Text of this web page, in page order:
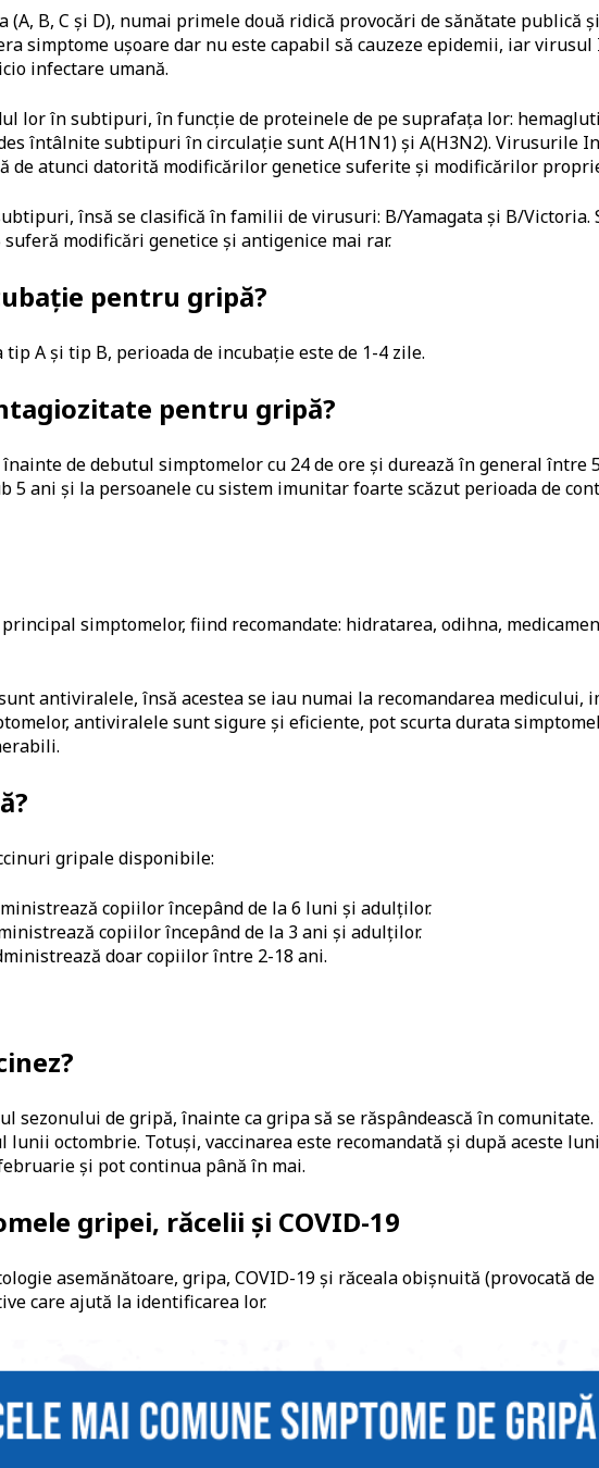
B, C și D), numai primele două ridică provocări de sănătate publică
simptome ușoare dar nu este capabil să cauzeze epidemii, iar
infectare umană.
lor în subtipuri, în funcție de proteinele de pe suprafața lor:
întâlnite subtipuri în circulație sunt A(H1N1) și A(H3N2). Virusurile
de atunci datorită modificărilor genetice suferite și modificărilor
însă se clasifică în familii de virusuri: B/Yamagata și B/
modificări genetice și antigenice mai rar.
pentru gripă?
A și tip B, perioada de incubație este de 1-4 zile.
pentru gripă?
de debutul simptomelor cu 24 de ore și durează în general între
5 ani și la persoanele cu sistem imunitar foarte scăzut perioada de
simptomelor, fiind recomandate: hidratarea, odihna,
antiviralele, însă acestea se iau numai la recomandarea medicului,
antiviralele sunt sigure și eficiente, pot scurta durata
gripale disponibile:
copiilor începând de la 6 luni și adulților.
copiilor începând de la 3 ani și adulților.
doar copiilor între 2-18 ani.
sezonului de gripă, înainte ca gripa să se răspândească în
lunii octombrie. Totuși, vaccinarea este recomandată și după aceste
și pot continua până în mai.
gripei, răcelii și COVID-19
asemănătoare, gripa, COVID-19 și răceala obișnuită (provocată
care ajută la identificarea lor.